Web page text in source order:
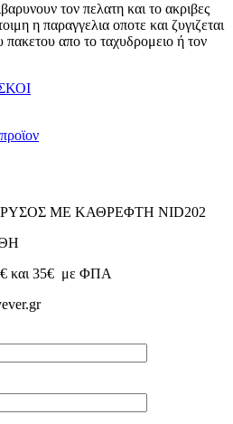
τον πελατη και το ακριβες
η παραγγελια οποτε και ζυγιζεται
πακετου απο το ταχυδρομειο ή τον
ΜΕ ΚΑΘΡΕΦΤΗ NID202
και 35€ με ΦΠΑ